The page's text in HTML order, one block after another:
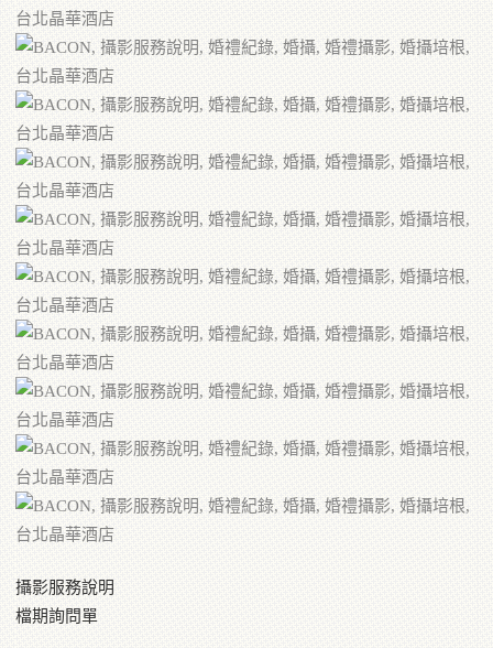
攝影服務說明
檔期詢問單